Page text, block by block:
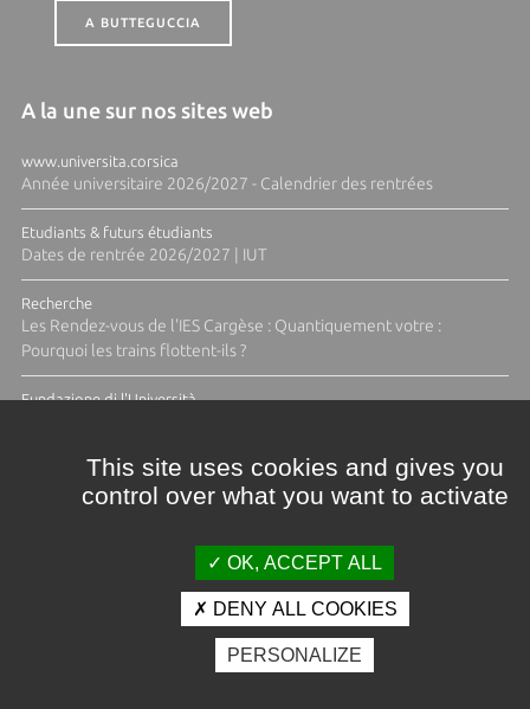
A BUTTEGUCCIA
A la une sur nos sites web
www.universita.corsica
Année universitaire 2026/2027 - Calendrier des rentrées
Etudiants & futurs étudiants
Dates de rentrée 2026/2027 | IUT
Recherche
Les Rendez-vous de l'IES Cargèse : Quantiquement votre :
Pourquoi les trains flottent-ils ?
Fundazione di l'Università
Crédits et mentions légales
Espace presse
Photothèque
This site uses cookies and gives you
control over what you want to activate
OK, ACCEPT ALL
DENY ALL COOKIES
PERSONALIZE